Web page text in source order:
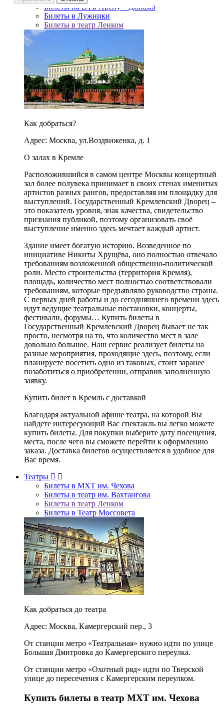
Билеты на ВТБ Арену – Динамо
Билеты в Лужники
Билеты в театр Ленком
Как добраться?
Адрес: Москва, ул.Воздвиженка, д. 1
О залах в Кремле
Расположившийся в самом центре Москвы концертный
зал более полувека принимает в своих стенах именитых
артистов разных рангов, предоставляя им площадку для
выступлений. Государственный Кремлевский Дворец –
это показатель уровня, знак качества, свидетельство
признания публикой, поэтому организовать своё
выступление именно здесь мечтает каждый артист.
Здание имеет богатую историю. Возведенное по
инициативе Никиты Хрущёва, оно полностью отвечало
требованиям возложенной общественно-политической
роли. Место строительства (территория Кремля),
площадь, количество мест полностью соответствовали
требованиям, которые предъявляло руководство страны.
С первых дней работы и до сегодняшнего времени здесь
идут ведущие театральные постановки, концерты,
фестивали, форумы… Купить билеты в
Государственный Кремлевский Дворец бывает не так
просто, несмотря на то, что количество мест в зале
довольно большое. Наш сервис реализует билеты на
разные мероприятия, проходящие здесь, поэтому, если
планируете посетить одно из таковых, стоит заранее
позаботиться о приобретении, отправив заполненную
заявку.
Купить билет в Кремль с доставкой
Благодаря актуальной афише театра, на которой Вы
найдете интересующий Вас спектакль вы легко можете
купить билеты. Для покупки выберите дату посещения,
места, после чего вы сможете перейти к оформлению
заказа. Доставка билетов осуществляется в удобное для
Вас время.
Театры
Билеты в МХТ им. Чехова
Билеты в театр им. Вахтангова
Билеты в театр Ленком
Билеты в Театр Моссовета
Как добраться до театра
Адрес: Москва, Камергерский пер., 3
От станции метро «Театральная» нужно идти по улице
Большая Дмитровка до Камергерского переулка.
От станции метро «Охотный ряд» идти по Тверской
улице до пересечения с Камергерским переулком.
Купить билеты в театр МХТ им. Чехова